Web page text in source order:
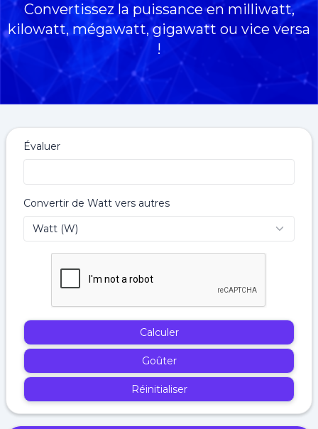
Convertissez la puissance en milliwatt,
kilowatt, mégawatt, gigawatt ou vice versa
!
Évaluer
Convertir de Watt vers autres
Calculer
Goûter
Réinitialiser